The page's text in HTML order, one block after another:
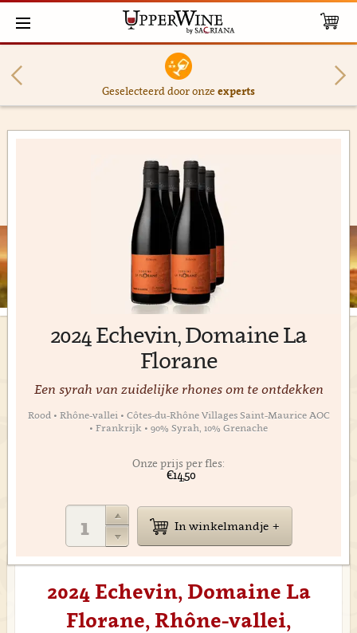
Geselecteerd door onzeexperts
2024 Echevin, Domaine La
Florane
Een syrah van zuidelijke rhones om te ontdekken
Rood • Rhône-vallei • Côtes-du-Rhône Villages Saint-Maurice AOC
• Frankrijk • 90% Syrah, 10% Grenache
Onze prijs per fles:
€14,50
In winkelmandje
2024 Echevin, Domaine La
Florane, Rhône-vallei,